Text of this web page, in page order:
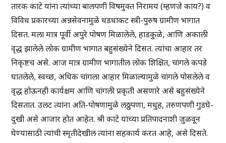
तारक काटे यांना त्यांच्या बालपणी विषमुक्त निरामय (म्हणजे काय?) व
विविध प्रकारच्या अन्नसेवनामुळे धडधाकट स्त्री-पुरुष ग्रामीण भागात
दिसत. मला मात्र पूर्वी अपुरे पोषण मिळालेले, हाडकुळे, आणि अकाली
वृद्ध झालेले लोक ग्रामीण भागात बहुसंख्येने दिसत. त्यांचा आहार तर
निकृष्टच असे. आज मात्र ग्रामीण भागातील लोक शिक्षित, चांगले कपडे
घातलेले, स्वच्छ, अधिक चांगला आहार मिळाल्यामुळे चांगले पोसलेले व
वृद्ध होऊनही कार्यक्षम आणि चांगली प्रकृती असणारे असे बहुसंख्येने
दिसतात. उलट त्यांना अति-पोषणामुळे लठ्ठपणा, मधुह, तरुणपणी गुडघे-
दुखी असे आजार होत आहेत. श्री काटे यांच्या प्रतिपादनाशी जुळवून
घेण्यासाठी त्यांची स्मृतीदेखील त्यांना सहकार्य करत आहे, असे दिसते.